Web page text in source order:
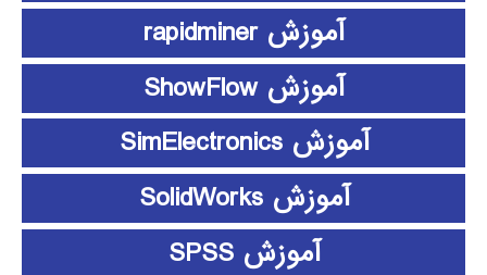
آموزش rapidminer
آموزش ShowFlow
آموزش SimElectronics
آموزش SolidWorks
آموزش SPSS